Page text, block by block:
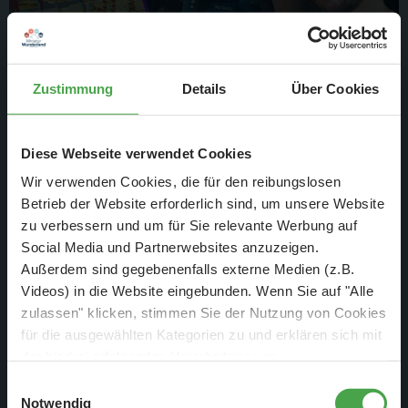
Zustimmung Details Über Cookies
Diese Webseite verwendet Cookies
Wir verwenden Cookies, die für den reibungslosen
Betrieb der Website erforderlich sind, um unsere Website
zu verbessern und um für Sie relevante Werbung auf
Social Media und Partnerwebsites anzuzeigen.
Außerdem sind gegebenenfalls externe Medien (z.B.
Videos) in die Website eingebunden. Wenn Sie auf "Alle
zulassen" klicken, stimmen Sie der Nutzung von Cookies
für die ausgewählten Kategorien zu und erklären sich mit
diese Einstellungen jederzeit über die Schaltfläche
Notwendig
Wie sieht es denn unter der
Anlage aus?
Wunderland Special
Weiterlesen